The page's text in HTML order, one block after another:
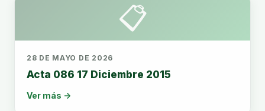
📋
28 DE MAYO DE 2026
Acta 086 17 Diciembre 2015
Ver más →